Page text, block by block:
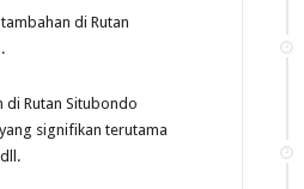
di Rutan
di Rutan Situbondo
signifikan terutama